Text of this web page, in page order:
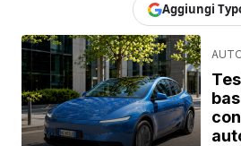
Aggiungi